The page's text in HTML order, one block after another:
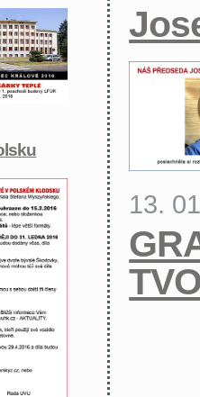
13.